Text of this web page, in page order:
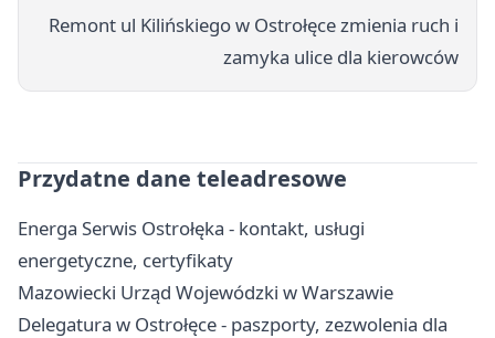
Remont ul Kilińskiego w Ostrołęce zmienia ruch i
zamyka ulice dla kierowców
Przydatne dane teleadresowe
Energa Serwis Ostrołęka - kontakt, usługi
energetyczne, certyfikaty
Mazowiecki Urząd Wojewódzki w Warszawie
Delegatura w Ostrołęce - paszporty, zezwolenia dla